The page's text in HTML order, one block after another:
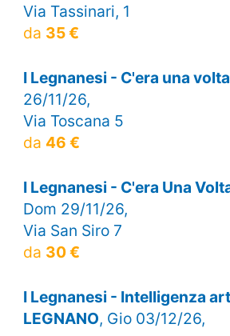
Via Tassinari, 1
da 35 €
I Legnanesi - C'era una
26/11/26,
Via Toscana 5
da 46 €
I Legnanesi - C'era Una
Dom 29/11/26,
Via San Siro 7
da 30 €
I Legnanesi - Intelligenza
LEGNANO, Gio 03/12/26,